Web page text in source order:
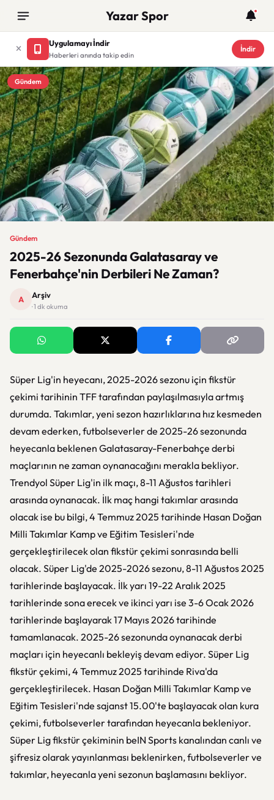
Yazar Spor
Uygulamayı İndir
Haberleri anında takip edin
İndir
Gündem
Gündem
2025-26 Sezonunda Galatasaray ve
Fenerbahçe'nin Derbileri Ne Zaman?
A Arşiv
· 1 dk okuma
Süper Lig'in heyecanı, 2025-2026 sezonu için fikstür
çekimi tarihinin TFF tarafından paylaşılmasıyla artmış
durumda. Takımlar, yeni sezon hazırlıklarına hız kesmeden
devam ederken, futbolseverler de 2025-26 sezonunda
heyecanla beklenen Galatasaray-Fenerbahçe derbi
maçlarının ne zaman oynanacağını merakla bekliyor.
Trendyol Süper Lig'in ilk maçı, 8-11 Ağustos tarihleri
arasında oynanacak. İlk maç hangi takımlar arasında
olacak ise bu bilgi, 4 Temmuz 2025 tarihinde Hasan Doğan
Milli Takımlar Kamp ve Eğitim Tesisleri'nde
gerçekleştirilecek olan fikstür çekimi sonrasında belli
olacak. Süper Lig'de 2025-2026 sezonu, 8-11 Ağustos 2025
tarihlerinde başlayacak. İlk yarı 19-22 Aralık 2025
tarihlerinde sona erecek ve ikinci yarı ise 3-6 Ocak 2026
tarihlerinde başlayarak 17 Mayıs 2026 tarihinde
tamamlanacak. 2025-26 sezonunda oynanacak derbi
maçları için heyecanlı bekleyiş devam ediyor. Süper Lig
fikstür çekimi, 4 Temmuz 2025 tarihinde Riva'da
gerçekleştirilecek. Hasan Doğan Milli Takımlar Kamp ve
Eğitim Tesisleri'nde sajanst 15.00'te başlayacak olan kura
çekimi, futbolseverler tarafından heyecanla bekleniyor.
Süper Lig fikstür çekiminin beIN Sports kanalından canlı ve
şifresiz olarak yayınlanması beklenirken, futbolseverler ve
takımlar, heyecanla yeni sezonun başlamasını bekliyor.